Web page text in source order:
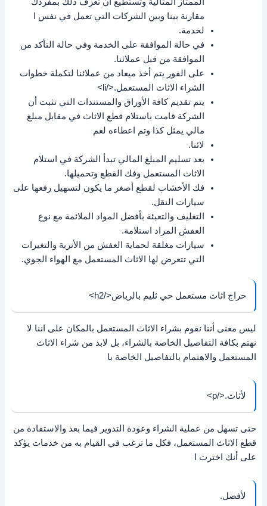
مقارنة بينا وبين الشركات التي تعمل في نفس ا
لخدمة.
في حالة الموافقة على الخدمة وفي حالة التأكد من
الموافقة من قبل عملائنا.
على الفور يتم أخذ ميعاد من عملائنا لتكملة خطوات
الشراء الاثاث المستعمل.</li>
يتم تقديم كافة الأوراق والمستندات التي تثبت أن
الشركة قامت باستلام قطع الاثاث في مقابل مبلغ
مالي يمثل كذا وتم اعطاءه لعم
لائنا.
بعد تسليم المبلغ المالي تبدأ الشركة في استلام
الاثاث المستعمل وفك القطع وتحميلها.
فك الأخشاب لقطع أصغر ما يكون لتسهيل رفعها على
سيارات النقل.
التغليف والتعبئة بأفضل المواد الملائمة مع نوع
العفش المراد استلامة.
سيارات مغلقة لحماية العفش من الأتربة والتغيرات
التي تتعرض لها الاثاث المستعمل مع الهواء الجوي.
حراج اثاث مستعمل حي ثليم بالرياض</h2>
ليس معنى أننا نقوم بشراء الاثاث المستعمل بالمكان على اننا لا
نهتم بكافة التفاصيل الخاصة بالشراء، بل لابد من شراء الاثاث
المستعمل والاهتمام بالتفاصيل الخاصة با
لأثاث.</p>
حتى تسهل من عملية الشراء وعودة التدوير فيما بعد والاستفادة من
قطع الاثاث المستعمل، فكل ما ترغب في القيام به من خدمات يؤكد
على أنك اخترت ا
لأفضل.